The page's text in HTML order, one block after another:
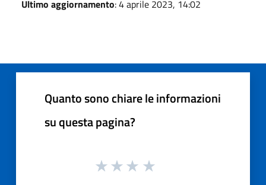
Ultimo aggiornamento: 4 aprile 2023, 14:02
Quanto sono chiare le informazioni
su questa pagina?